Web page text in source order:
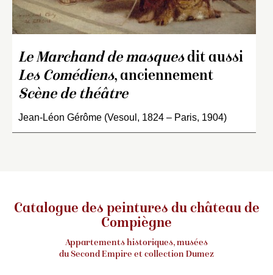
Le Marchand de masquesdit aussi
Les Comédiens, anciennement
Scène de théâtre
Jean-Léon Gérôme (Vesoul, 1824 – Paris, 1904)
Catalogue des peintures du château de
Compiègne
Appartements historiques, musées
du Second Empire et collection Dumez